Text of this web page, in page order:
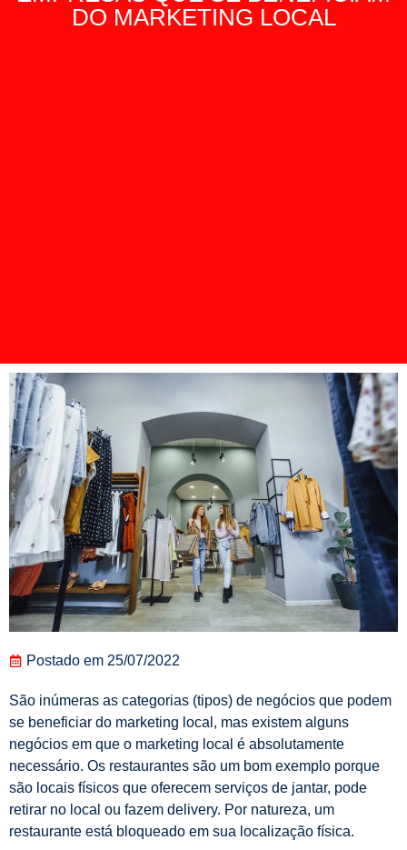
DO MARKETING LOCAL
Postado em 25/07/2022
São inúmeras as categorias (tipos) de negócios que podem
se beneficiar do marketing local, mas existem alguns
negócios em que o marketing local é absolutamente
necessário. Os restaurantes são um bom exemplo porque
são locais físicos que oferecem serviços de jantar, pode
retirar no local ou fazem delivery. Por natureza, um
restaurante está bloqueado em sua localização física.